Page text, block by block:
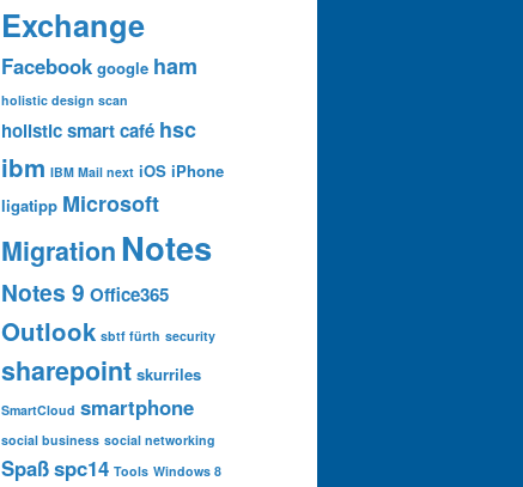
Exchange
Facebook google ham
holistic design scan
holistic smart café hsc
ibm IBM Mail next iOS iPhone
ligatipp Microsoft
MigrationNotes
Notes 9 Office365
Outlook sbtf fürth security
sharepoint skurriles
SmartCloud smartphone
social business social networking
Spaßspc14 Tools Windows 8